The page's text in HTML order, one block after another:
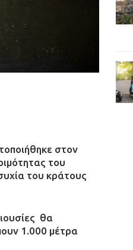
στον
του
του κράτους
θα
1.000 μέτρα